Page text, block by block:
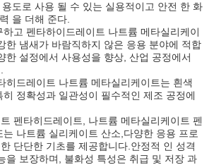
도로 사용 될 수 있는 실용적이고 안전 한 화
을 더해 준다.
고 펜타하이드레이트 나트륨 메타실리케이
한 냄새가 바람직하지 않은 응용 분야에 적합
한 설정에서 사용성을 향상, 산업 공정에서
히드레이트 나트륨 메타실리케이트는 흰색
정확성과 일관성이 필수적인 제조 공정에
펜타히드레이트, 나트륨 메타실리케이트 펜
나트륨 실리케이트 산소,다양한 응용 프로
단단한 기초를 제공합니다.안정적 인 성격
을 보장하며, 불화성 특성은 취급 및 저장 과